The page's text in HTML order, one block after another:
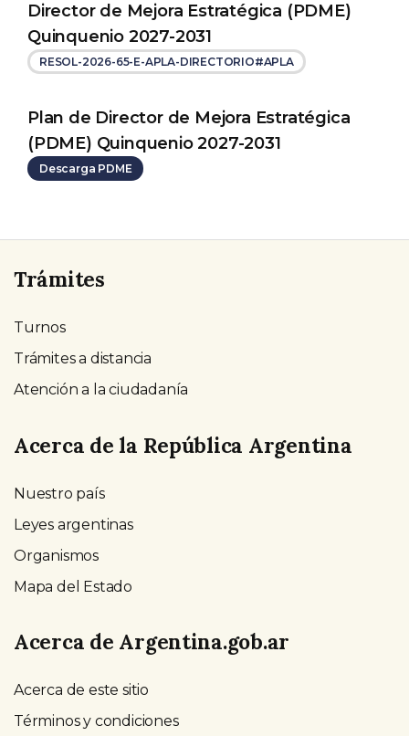
Director de Mejora Estratégica (PDME)
Quinquenio 2027-2031
RESOL-2026-65-E-APLA-DIRECTORIO#APLA
Plan de Director de Mejora Estratégica
(PDME) Quinquenio 2027-2031
Descarga PDME
Trámites
Turnos
Trámites a distancia
Atención a la ciudadanía
Acerca de la República Argentina
Nuestro país
Leyes argentinas
Organismos
Mapa del Estado
Acerca de Argentina.gob.ar
Acerca de este sitio
Términos y condiciones